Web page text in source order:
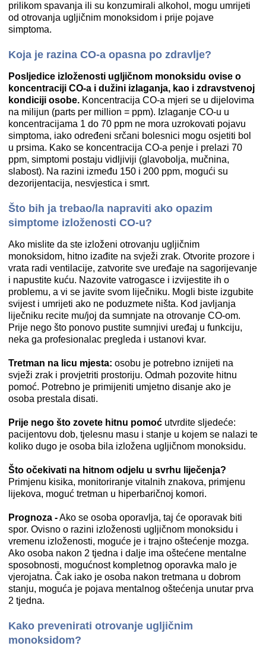
prilikom spavanja ili su konzumirali alkohol, mogu umrijeti
od otrovanja ugljičnim monoksidom i prije pojave
simptoma.
Koja je razina CO-a opasna po zdravlje?
Posljedice izloženosti ugljičnom monoksidu ovise o
koncentraciji CO-a i dužini izlaganja, kao i zdravstvenoj
kondiciji osobe. Koncentracija CO-a mjeri se u dijelovima
na milijun (parts per million = ppm). Izlaganje CO-u u
koncentracijama 1 do 70 ppm ne mora uzrokovati pojavu
simptoma, iako određeni srčani bolesnici mogu osjetiti bol
u prsima. Kako se koncentracija CO-a penje i prelazi 70
ppm, simptomi postaju vidljiviji (glavobolja, mučnina,
slabost). Na razini između 150 i 200 ppm, mogući su
dezorijentacija, nesvjestica i smrt.
Što bih ja trebao/la napraviti ako opazim
simptome izloženosti CO-u?
Ako mislite da ste izloženi otrovanju ugljičnim
monoksidom, hitno izađite na svježi zrak. Otvorite prozore i
vrata radi ventilacije, zatvorite sve uređaje na sagorijevanje
i napustite kuću. Nazovite vatrogasce i izvijestite ih o
problemu, a vi se javite svom liječniku. Mogli biste izgubite
svijest i umrijeti ako ne poduzmete ništa. Kod javljanja
liječniku recite mu/joj da sumnjate na otrovanje CO-om.
Prije nego što ponovo pustite sumnjivi uređaj u funkciju,
neka ga profesionalac pregleda i ustanovi kvar.
Tretman na licu mjesta: osobu je potrebno iznijeti na
svježi zrak i provjetriti prostoriju. Odmah pozovite hitnu
pomoć. Potrebno je primijeniti umjetno disanje ako je
osoba prestala disati.
Prije nego što zovete hitnu pomoć utvrdite sljedeće:
pacijentovu dob, tjelesnu masu i stanje u kojem se nalazi te
koliko dugo je osoba bila izložena ugljičnom monoksidu.
Što očekivati na hitnom odjelu u svrhu liječenja?
Primjenu kisika, monitoriranje vitalnih znakova, primjenu
lijekova, moguć tretman u hiperbaričnoj komori.
Prognoza -Ako se osoba oporavlja, taj će oporavak biti
spor. Ovisno o razini izloženosti ugljičnom monoksidu i
vremenu izloženosti, moguće je i trajno oštećenje mozga.
Ako osoba nakon 2 tjedna i dalje ima oštećene mentalne
sposobnosti, mogućnost kompletnog oporavka malo je
vjerojatna. Čak iako je osoba nakon tretmana u dobrom
stanju, moguća je pojava mentalnog oštećenja unutar prva
2 tjedna.
Kako prevenirati otrovanje ugljičnim
monoksidom?